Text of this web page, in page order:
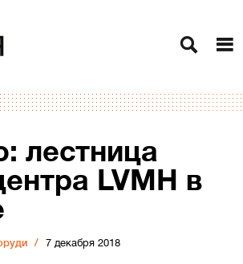
лестница
LVMH в
7 декабря 2018